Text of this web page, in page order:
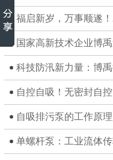
福启新岁，万事顺遂
国家高新技术企业博
填补3项行业空白
科技防汛新力量：博
汛
自控自吸！无密封自
运行
自吸排污泵的工作原
单螺杆泵：工业流体